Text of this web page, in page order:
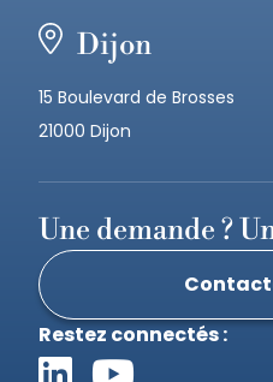
Dijon
15 Boulevard de Brosses
21000 Dijon
Restez connectés :
Une demande ?